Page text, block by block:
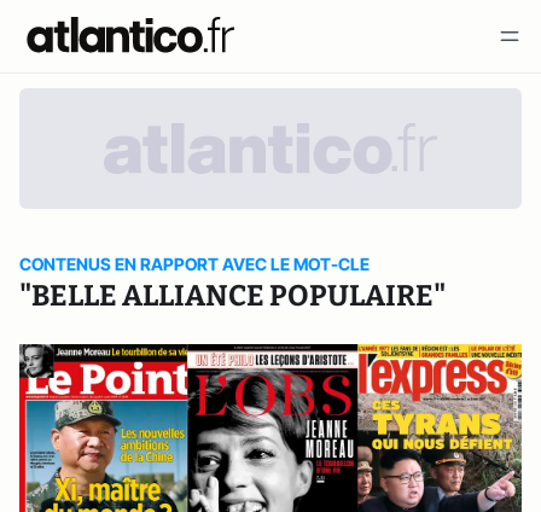
CONTENUS EN RAPPORT AVEC LE MOT-CLE
"BELLE ALLIANCE POPULAIRE"